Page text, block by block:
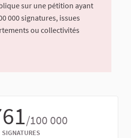
sur une pétition ayant
000 signatures, issues
ou collectivités
/100 000
SIGNATURES